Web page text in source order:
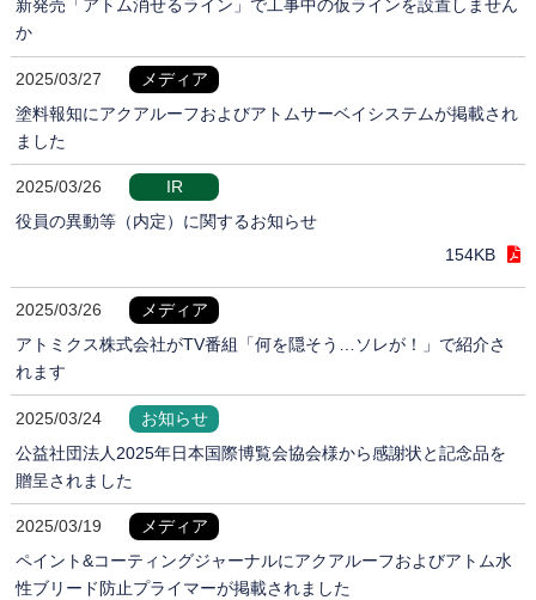
新発売「アトム消せるライン」で工事中の仮ラインを設置しません
か
2025/03/27
メディア
塗料報知にアクアルーフおよびアトムサーベイシステムが掲載され
ました
2025/03/26
IR
役員の異動等（内定）に関するお知らせ
154KB
2025/03/26
メディア
アトミクス株式会社がTV番組「何を隠そう…ソレが！」で紹介さ
れます
2025/03/24
お知らせ
公益社団法人2025年日本国際博覧会協会様から感謝状と記念品を
贈呈されました
2025/03/19
メディア
ペイント&コーティングジャーナルにアクアルーフおよびアトム水
性ブリード防止プライマーが掲載されました